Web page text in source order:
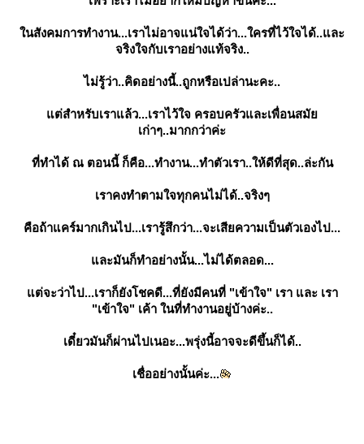
นสังคมการทำงาน...เราไม่อาจแน่ใจได้ว่า...ใครที่ไว้ใจได้..และ
จริงใจกับเราอย่างแท้จริง..
ไม่รู้ว่า..คิดอย่างนี้..ถูกหรือเปล่านะคะ..
ต่สำหรับเราแล้ว...เราไว้ใจ ครอบครัวและเพื่อนสมั
เก่าๆ..มากกว่าค่ะ
ที่ทำได้ ณ ตอนนี้ ก็คือ...ทำงาน...ทำตัวเรา..ให้ดีที่สุด..ล่ะกัน
เราคงทำตามใจทุกคนไม่ได้..จริงๆ
คือถ้าแคร์มากเกินไป...เรารู้สึกว่า...จะเสียความเป็นตัวเองไป...
ละมันก็ทำอย่างนั้น...ไม่ได้ตลอด...
ต่จะว่าไป...เราก็ยังโชคดี...ที่ยังมีคนที่ "เข้าใจ" เรา และ เรา
"เข้าใจ" เค้า ในที่ทำงานอยู่บ้างค่ะ..
เดี๋ยวมันก็ผ่านไปเนอะ...พรุ่งนี้อาจจะดีขึ้นก็ได้..
เชื่ออย่างนั้นค่ะ...